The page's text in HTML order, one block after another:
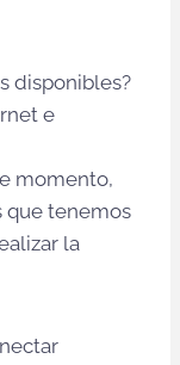
disponibles?
e
momento,
que tenemos
la